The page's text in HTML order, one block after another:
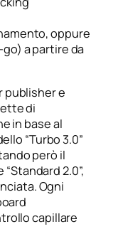
oppure
a partire da
publisher e
di
in base al
“Turbo 3.0”
però il
2.0”,
Ogni
capillare